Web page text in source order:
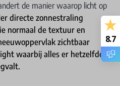
de manier waarop licht op
directe zonnestraling
normaal de textuur en
zichtbaar
waarbij alles er hetzelfde
8.7